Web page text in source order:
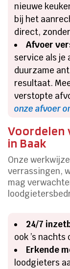
nieuwe
bij het
direct,
Afvoer
service als je
duurzame
resultaat.
verstopte
onze afvoer
Voordelen
in Baak
Onze
verrassingen,
mag
24/7
ook ’s
Erkende
loodgieters